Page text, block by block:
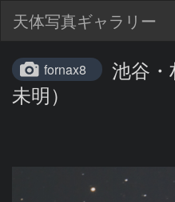
天体写真ギャラリー
fornax8
池谷・
未明）